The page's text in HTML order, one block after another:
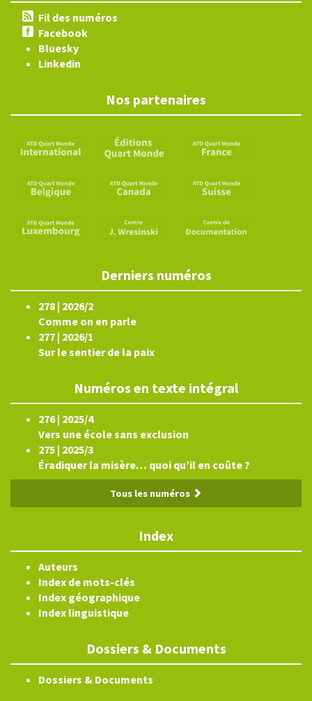
Fil des numéros
Facebook
Bluesky
Linkedin
Nos partenaires
Derniers numéros
278 | 2026/2
Comme on en parle
277 | 2026/1
Sur le sentier de la paix
Numéros en texte intégral
276 | 2025/4
Vers une école sans exclusion
275 | 2025/3
Éradiquer la misère… quoi qu’il en coûte ?
Tous les numéros
Index
Auteurs
Index de mots-clés
Index géographique
Index linguistique
Dossiers & Documents
Dossiers & Documents